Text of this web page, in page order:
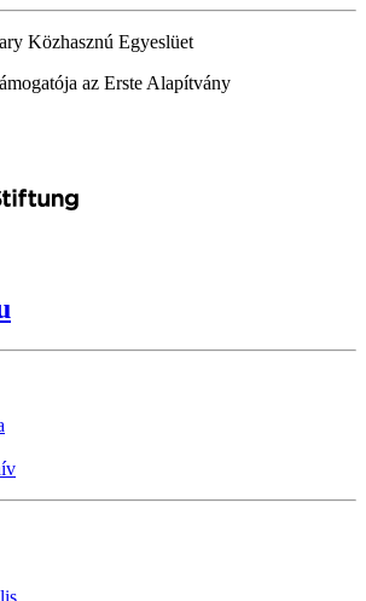
Közhasznú Egyeslüet
az Erste Alapítvány